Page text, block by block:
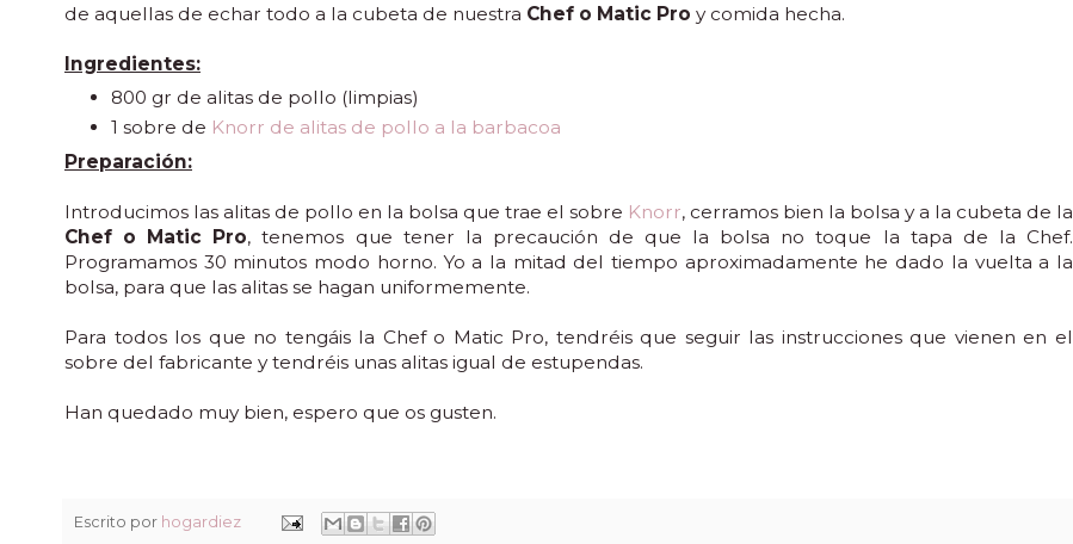
de aquellas de echar todo a la cubeta de nuestra Chef o Matic Pro y comida hecha.
Ingredientes:
800 gr de alitas de pollo (limpias)
1 sobre de Knorr de alitas de pollo a la barbacoa
Preparación:
Introducimos las alitas de pollo en la bolsa que trae el sobre Knorr, cerramos bien la bolsa y a la cubeta de la
Chef o Matic Pro, tenemos que tener la precaución de que la bolsa no toque la tapa de la Chef.
Programamos 30 minutos modo horno. Yo a la mitad del tiempo aproximadamente he dado la vuelta a la
bolsa, para que las alitas se hagan uniformemente.
Para todos los que no tengáis la Chef o Matic Pro, tendréis que seguir las instrucciones que vienen en el
sobre del fabricante y tendréis unas alitas igual de estupendas.
Han quedado muy bien, espero que os gusten.
Escrito por hogardiez